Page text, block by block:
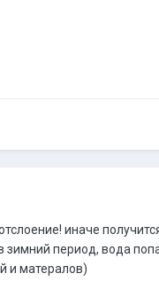
иначе
период, вода
и матералов)